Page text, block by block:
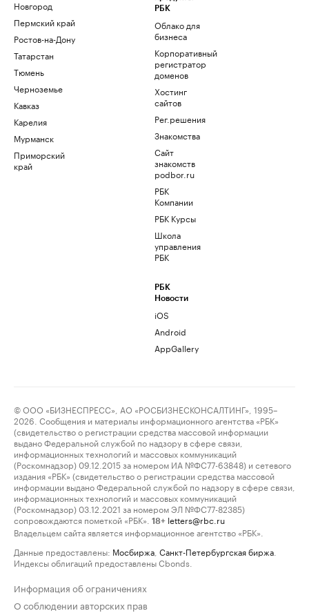
Новгород
Пермский край
Ростов-на-Дону
Татарстан
Тюмень
Черноземье
Кавказ
Карелия
Мурманск
Приморский
край
РБК
Облако для
бизнеса
Корпоративный
регистратор
доменов
Хостинг
сайтов
Рег.решения
Знакомства
Сайт
знакомств
podbor.ru
РБК
Компании
РБК Курсы
Школа
управления
РБК
РБК
Новости
iOS
Android
AppGallery
© ООО «БИЗНЕСПРЕСС», АО «РОСБИЗНЕСКОНСАЛТИНГ», 1995–
2026. Сообщения и материалы информационного агентства «РБК»
(свидетельство о регистрации средства массовой информации
выдано Федеральной службой по надзору в сфере связи,
информационных технологий и массовых коммуникаций
(Роскомнадзор) 09.12.2015 за номером ИА №ФС77-63848) и сетевого
издания «РБК» (свидетельство о регистрации средства массовой
информации выдано Федеральной службой по надзору в сфере связи,
информационных технологий и массовых коммуникаций
(Роскомнадзор) 03.12.2021 за номером ЭЛ №ФС77-82385)
сопровождаются пометкой «РБК».
18+ letters@rbc.ru
Владельцем сайта является информационное агентство «РБК».
Данные предоставлены: Мосбиржа Санкт-Петербургская биржа
Индексы облигаций предоставлены Cbonds.
Информация об ограничениях
О соблюдении авторских прав